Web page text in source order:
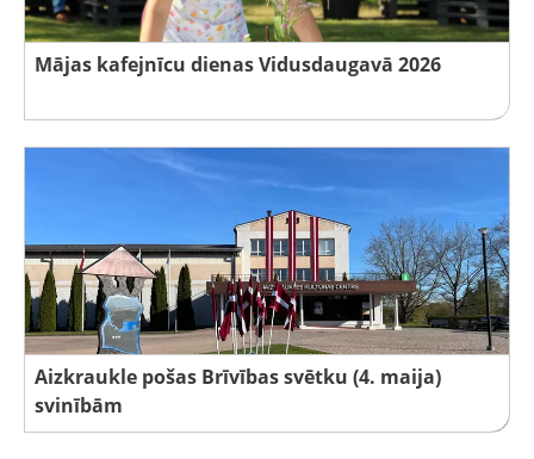
Mājas kafejnīcu dienas Vidusdaugavā 2026
Aizkraukle pošas Brīvības svētku (4. maija)
svinībām